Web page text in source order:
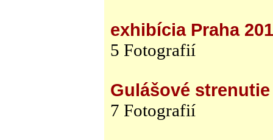
exhibícia Praha
5 Fotografií
Gulášové
7 Fotografií